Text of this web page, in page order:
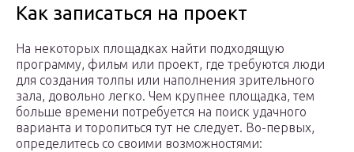
Как записаться на проект
На некоторых площадках найти подходящую
программу, фильм или проект, где требуются люди
для создания толпы или наполнения зрительного
зала, довольно легко. Чем крупнее площадка, тем
больше времени потребуется на поиск удачного
варианта и торопиться тут не следует. Во-первых,
определитесь со своими возможностями: